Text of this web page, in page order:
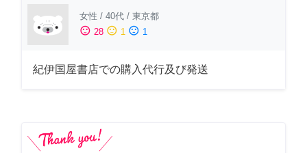
女性 / 40代 / 東京都
sentiment_satisfied 28 sentiment_neutral 1 sentiment_dissatisfied 1
紀伊国屋書店での購入代行及び発送